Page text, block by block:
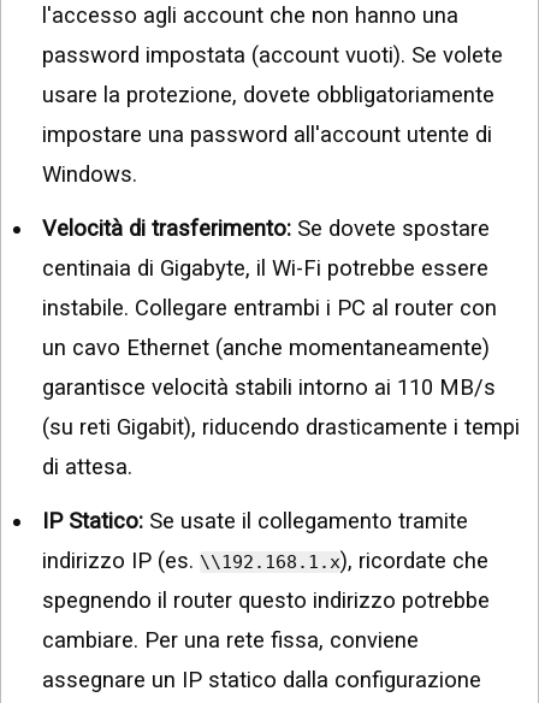
l'accesso agli account che non hanno una
password impostata (account vuoti). Se volete
usare la protezione, dovete obbligatoriamente
impostare una password all'account utente di
Windows.
Velocità di trasferimento: Se dovete spostare
centinaia di Gigabyte, il Wi-Fi potrebbe essere
instabile. Collegare entrambi i PC al router con
un cavo Ethernet (anche momentaneamente)
garantisce velocità stabili intorno ai 110 MB/s
(su reti Gigabit), riducendo drasticamente i tempi
di attesa.
IP Statico: Se usate il collegamento tramite
indirizzo IP (es. \\192.168.1.x), ricordate che
spegnendo il router questo indirizzo potrebbe
cambiare. Per una rete fissa, conviene
assegnare un IP statico dalla configurazione